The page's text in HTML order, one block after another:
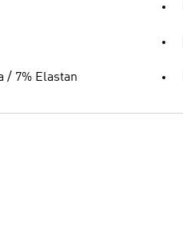
/ 7% Elastan